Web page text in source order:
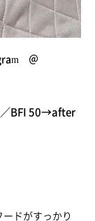
＠
BFI 50→after
ドがすっかり